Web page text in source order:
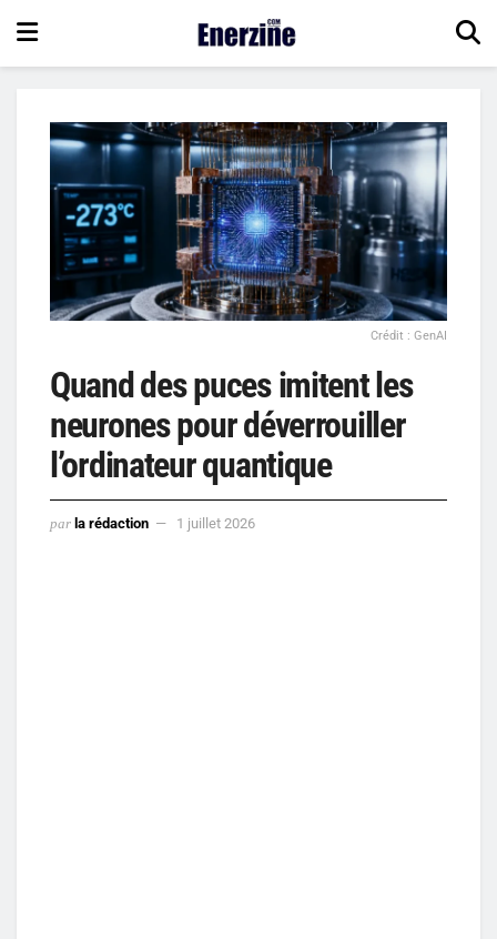
Crédit : GenAI
Quand des puces imitent les
neurones pour déverrouiller
l’ordinateur quantique
par la rédaction 1 juillet 2026